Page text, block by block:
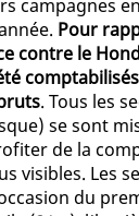
campagnes
Pour
contre le
. Tous les
se sont
de la
visibles. Les
du